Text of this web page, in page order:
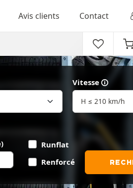
Avis clients Contact
Vitesse
Runflat
Renforcé